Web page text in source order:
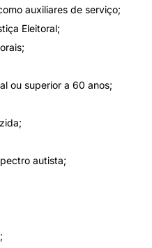
auxiliares de serviço;
Eleitoral;
ou superior a 60 anos;
autista;